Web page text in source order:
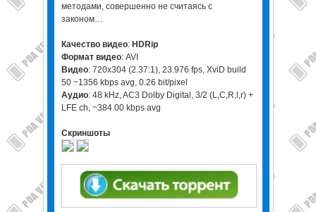
методами, совершенно не считаясь с
законом…
Качество видео: HDRip
Формат видео: AVI
Видео: 720x304 (2.37:1), 23.976 fps, XviD build
50 ~1356 kbps avg, 0.26 bit/pixel
Аудио: 48 kHz, AC3 Dolby Digital, 3/2 (L,C,R,l,r) +
LFE ch, ~384.00 kbps avg
Скриншоты